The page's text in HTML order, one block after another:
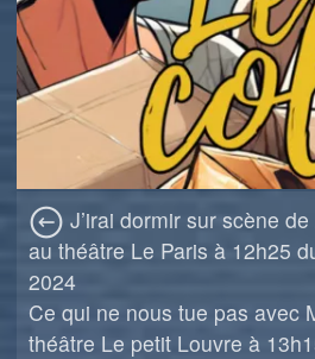
J’irai dormir sur scène
au théâtre Le Paris à 12h25
2024
Ce qui ne nous tue pas avec
théâtre Le petit Louvre à